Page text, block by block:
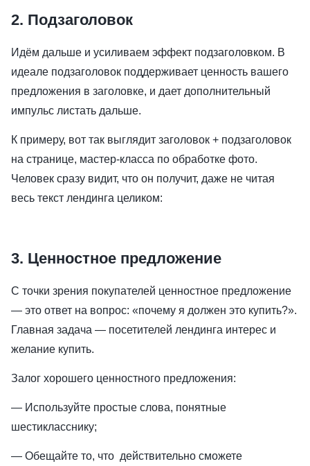
2. Подзаголовок
Идём дальше и усиливаем эффект подзаголовком. В
идеале подзаголовок поддерживает ценность вашего
предложения в заголовке, и дает дополнительный
импульс листать дальше.
К примеру, вот так выглядит заголовок + подзаголовок
на странице, мастер-класса по обработке фото.
Человек сразу видит, что он получит, даже не читая
весь текст лендинга целиком:
3. Ценностное предложение
С точки зрения покупателей ценностное предложение
— это ответ на вопрос: «почему я должен это купить?».
Главная задача — посетителей лендинга интерес и
желание купить.
Залог хорошего ценностного предложения:
— Используйте простые слова, понятные
шестикласснику;
— Обещайте то, что действительно сможете